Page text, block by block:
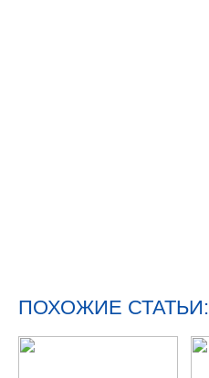
ПОХОЖИЕ СТАТЬИ: